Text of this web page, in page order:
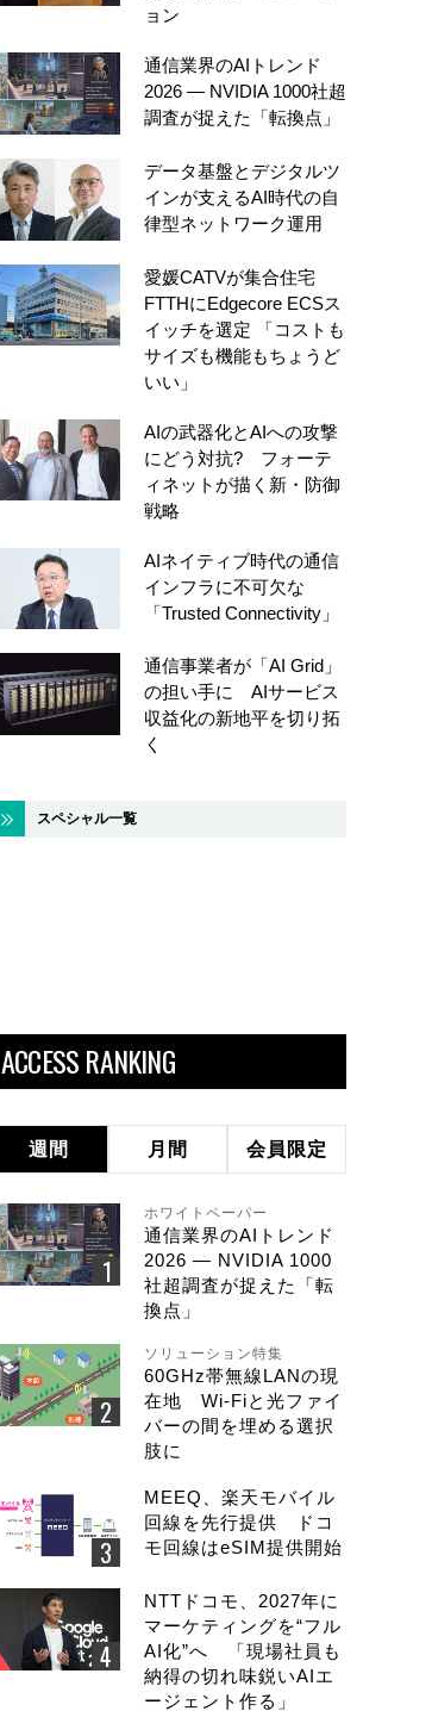
ョン
通信業界のAIトレンド
2026 ― NVIDIA 1000社超
調査が捉えた「転換点」
データ基盤とデジタルツ
インが支えるAI時代の自
律型ネットワーク運用
愛媛CATVが集合住宅
FTTHにEdgecore ECSス
イッチを選定 「コストも
サイズも機能もちょうど
いい」
AIの武器化とAIへの攻撃
にどう対抗? フォーテ
ィネットが描く新・防御
戦略
AIネイティブ時代の通信
インフラに不可欠な
「Trusted Connectivity」
通信事業者が「AI Grid」
の担い手に AIサービス
収益化の新地平を切り拓
く
スペシャル一覧
ACCESS RANKING
週間 月間 会員限定
ホワイトペーパー
通信業界のAIトレンド
2026 ― NVIDIA 1000
社超調査が捉えた「転
換点」
ソリューション特集
60GHz帯無線LANの現
在地 Wi-Fiと光ファイ
バーの間を埋める選択
肢に
MEEQ、楽天モバイル
回線を先行提供 ドコ
モ回線はeSIM提供開始
NTTドコモ、2027年に
マーケティングを“フル
AI化”へ 「現場社員も
納得の切れ味鋭いAIエ
ージェント作る」